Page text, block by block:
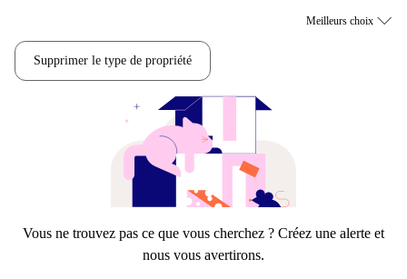
Supprimer le type de propriété
Vous ne trouvez pas ce que vous cherchez ? Créez une alerte et
nous vous avertirons.